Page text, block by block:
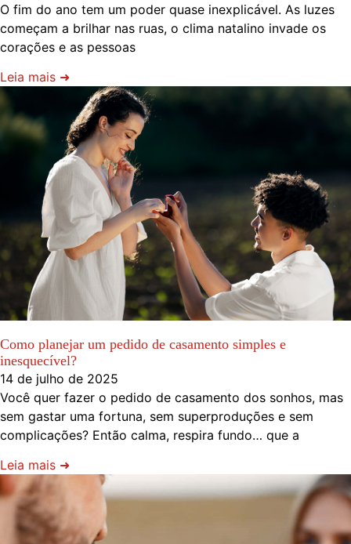
O fim do ano tem um poder quase inexplicável. As luzes
começam a brilhar nas ruas, o clima natalino invade os
corações e as pessoas
Leia mais ➜
Como planejar um pedido de casamento simples e
inesquecível?
14 de julho de 2025
Você quer fazer o pedido de casamento dos sonhos, mas
sem gastar uma fortuna, sem superproduções e sem
complicações? Então calma, respira fundo… que a
Leia mais ➜